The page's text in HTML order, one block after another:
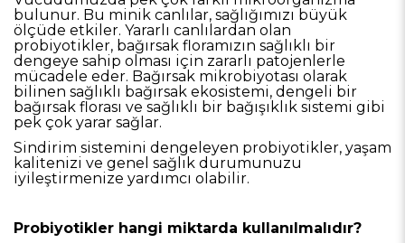
bulunur. Bu minik canlılar, sağlığımızı büyük
ölçüde etkiler. Yararlı canlılardan olan
probiyotikler, bağırsak floramızın sağlıklı bir
dengeye sahip olması için zararlı patojenlerle
mücadele eder. Bağırsak mikrobiyotası olarak
bilinen sağlıklı bağırsak ekosistemi, dengeli bir
bağırsak florası ve sağlıklı bir bağışıklık sistemi gibi
pek çok yarar sağlar.
Sindirim sistemini dengeleyen probiyotikler, yaşam
kalitenizi ve genel sağlık durumunuzu
iyileştirmenize yardımcı olabilir.
Probiyotikler hangi miktarda kullanılmalıdır?